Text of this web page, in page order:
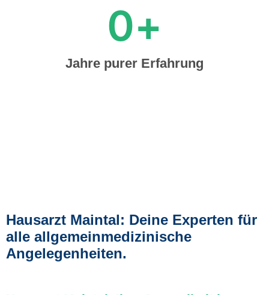
Jahre purer Erfahrung
0+
Hausarzt Maintal: Deine Experten für
alle allgemeinmedizinische
Angelegenheiten.